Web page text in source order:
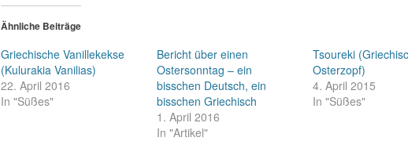
Ähnliche Beiträge
Griechische Vanillekekse
(Kulurakia Vanilias)
22. April 2016
In "Süßes"
Bericht über einen
Ostersonntag – ein
bisschen Deutsch, ein
bisschen Griechisch
1. April 2016
In "Artikel"
Tsoureki
Osterzopf)
4. April 2015
In "Süßes"